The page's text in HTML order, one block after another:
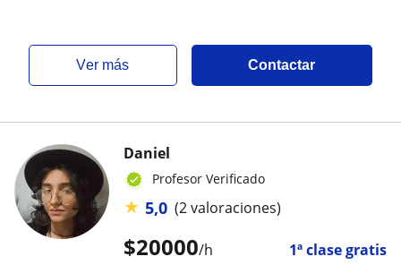
ver más Contactar
$20000/h 1ª clase gratis
Daniel
Profesor Verificado
★ 5,0 (2 valoraciones)